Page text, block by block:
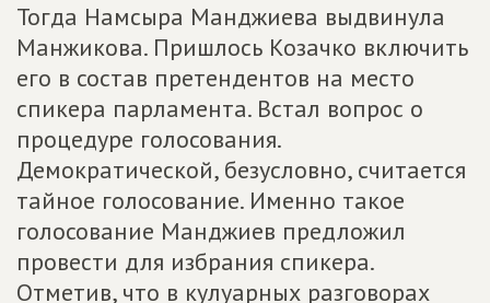
Тогда Намсыра Манджиева выдвинула
Манжикова. Пришлось Козачко включить
его в состав претендентов на место
спикера парламента. Встал вопрос о
процедуре голосования.
Демократической, безусловно, считается
тайное голосование. Именно такое
голосование Манджиев предложил
провести для избрания спикера.
Отметив, что в кулуарных разговорах